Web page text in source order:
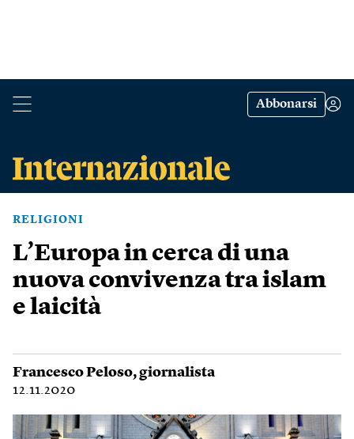
Abbonarsi
RELIGIONI
L’Europa in cerca di una
nuova convivenza tra islam
e laicità
Francesco Peloso, giornalista
12.11.2020